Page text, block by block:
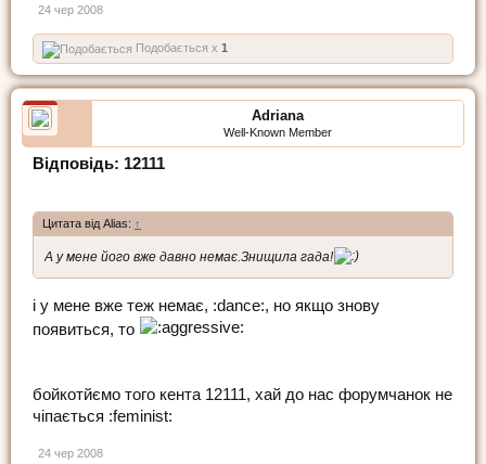
24 чер 2008
Подобається x 1
Adriana
Well-Known Member
Відповідь: 12111
Цитата від Alias: ↑
А у мене його вже давно немає.Знищила гада!
і у мене вже теж немає, :dance:, но якщо знову
появиться, то
бойкотйємо того кента 12111, хай до нас форумчанок не
чіпається :feminist:
24 чер 2008